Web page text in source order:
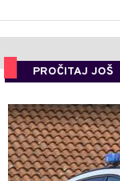
PROČITAJ JOŠ